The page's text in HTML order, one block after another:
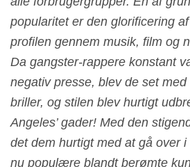
popularitet er den glorificering
profilen gennem musik, film og
Da gangster-rappere konstant
negativ presse, blev de set
briller, og stilen blev hurtigt
Angeles’ gader! Med den
det dem hurtigt med at gå over
nu populære blandt berømte